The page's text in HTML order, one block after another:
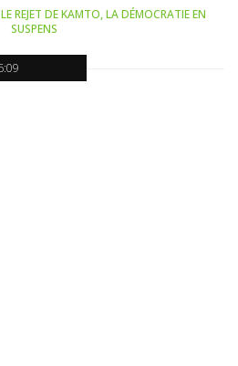
REJET DE KAMTO, LA DÉMOCRATIE EN
SUSPENS